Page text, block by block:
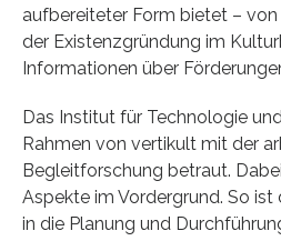
aufbereiteter Form bietet –
der Existenzgründung im
Informationen über
Das Institut für Technologie
Rahmen von vertikult mit der
Begleitforschung betraut.
Aspekte im Vordergrund. So
in die Planung und